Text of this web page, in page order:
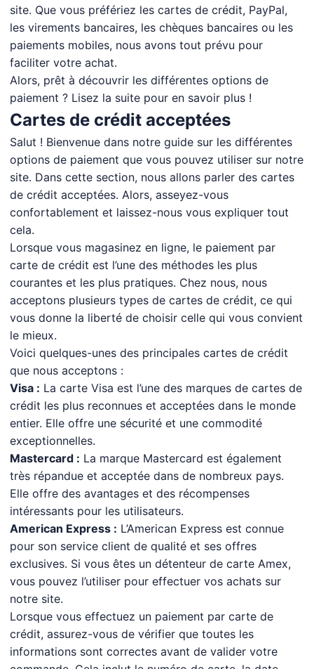
site. Que vous préfériez les cartes de crédit, PayPal,
les virements bancaires, les chèques bancaires ou les
paiements mobiles, nous avons tout prévu pour
faciliter votre achat.
Alors, prêt à découvrir les différentes options de
paiement ? Lisez la suite pour en savoir plus !
Cartes de crédit acceptées
Salut ! Bienvenue dans notre guide sur les différentes
options de paiement que vous pouvez utiliser sur notre
site. Dans cette section, nous allons parler des cartes
de crédit acceptées. Alors, asseyez-vous
confortablement et laissez-nous vous expliquer tout
cela.
Lorsque vous magasinez en ligne, le paiement par
carte de crédit est l’une des méthodes les plus
courantes et les plus pratiques. Chez nous, nous
acceptons plusieurs types de cartes de crédit, ce qui
vous donne la liberté de choisir celle qui vous convient
le mieux.
Voici quelques-unes des principales cartes de crédit
que nous acceptons :
Visa : La carte Visa est l’une des marques de cartes de
crédit les plus reconnues et acceptées dans le monde
entier. Elle offre une sécurité et une commodité
exceptionnelles.
Mastercard : La marque Mastercard est également
très répandue et acceptée dans de nombreux pays.
Elle offre des avantages et des récompenses
intéressants pour les utilisateurs.
American Express : L’American Express est connue
pour son service client de qualité et ses offres
exclusives. Si vous êtes un détenteur de carte Amex,
vous pouvez l’utiliser pour effectuer vos achats sur
notre site.
Lorsque vous effectuez un paiement par carte de
crédit, assurez-vous de vérifier que toutes les
informations sont correctes avant de valider votre